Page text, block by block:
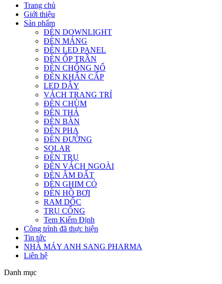
Trang chủ
Giới thiệu
Sản phẩm
ĐÈN DOWNLIGHT
ĐÈN MÁNG
ĐÈN LED PANEL
ĐÈN ỐP TRẦN
ĐÈN CHỐNG NỔ
ĐÈN KHẨN CẤP
LED DÂY
VÁCH TRANG TRÍ
ĐÈN CHÙM
ĐÈN THẢ
ĐÈN BÀN
ĐÈN PHA
ĐÈN ĐƯỜNG
SOLAR
ĐÈN TRỤ
ĐÈN VÁCH NGOÀI
ĐÈN ÂM ĐẤT
ĐÈN GHIM CỎ
ĐÈN HỒ BƠI
RAM DỐC
TRỤ CỔNG
Tem Kiểm Định
Công trình đã thực hiện
Tin tức
NHÀ MÁY ANH SANG PHARMA
Liên hệ
Danh mục